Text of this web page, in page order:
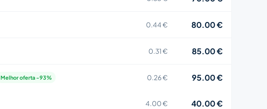
0.44 € 80.00 €
0.31 € 85.00 €
Melhor oferta -93% 0.26 € 95.00 €
4.00 € 40.00 €